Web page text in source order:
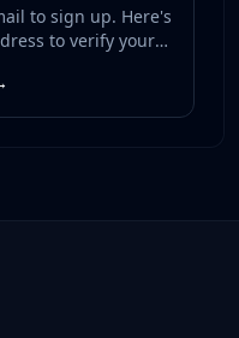
to sign up. Here's
to verify your
or breaches.